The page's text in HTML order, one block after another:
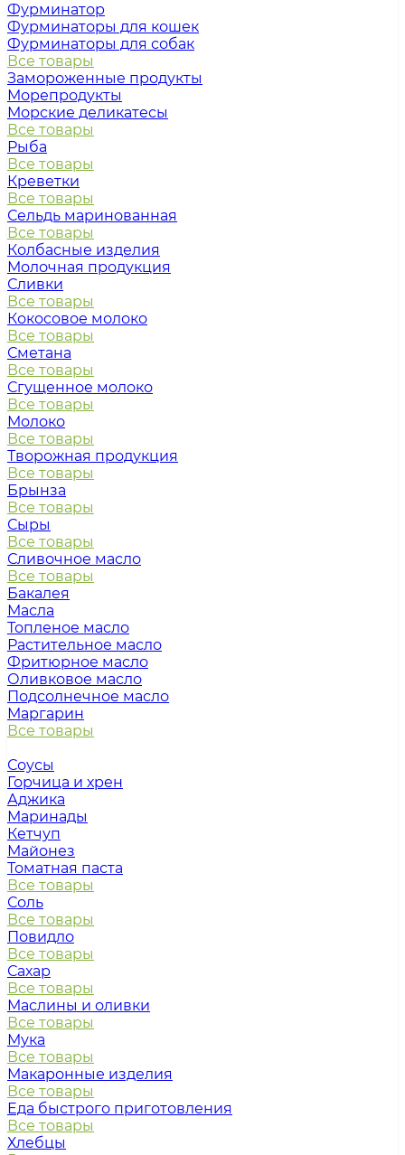
Фурминатор
Фурминаторы для кошек
Фурминаторы для собак
Все товары
Замороженные продукты
Морепродукты
Морские деликатесы
Все товары
Рыба
Все товары
Креветки
Все товары
Сельдь маринованная
Все товары
Колбасные изделия
Молочная продукция
Сливки
Все товары
Кокосовое молоко
Все товары
Сметана
Все товары
Сгущенное молоко
Все товары
Молоко
Все товары
Творожная продукция
Все товары
Брынза
Все товары
Сыры
Все товары
Сливочное масло
Все товары
Бакалея
Масла
Топленое масло
Растительное масло
Фритюрное масло
Оливковое масло
Подсолнечное масло
Маргарин
Все товары
Соусы
Горчица и хрен
Аджика
Маринады
Кетчуп
Майонез
Томатная паста
Все товары
Соль
Все товары
Повидло
Все товары
Сахар
Все товары
Маслины и оливки
Все товары
Мука
Все товары
Макаронные изделия
Все товары
Еда быстрого приготовления
Все товары
Хлебцы